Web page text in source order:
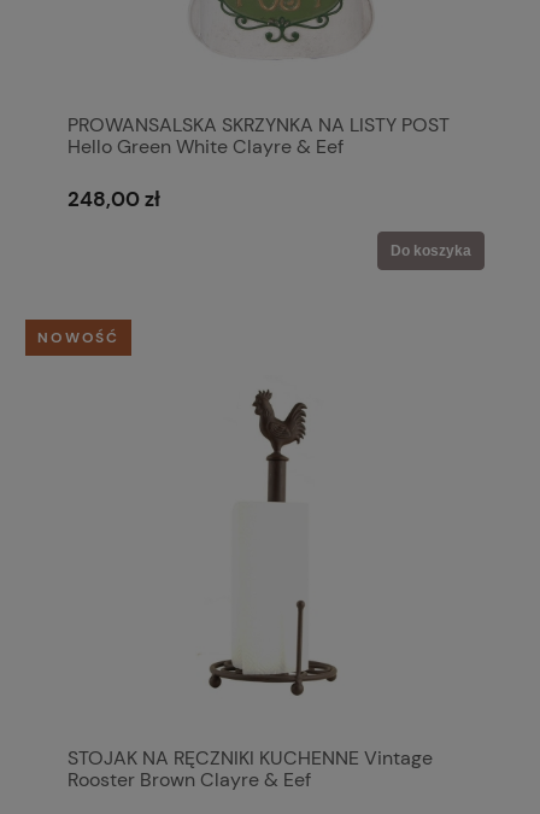
PROWANSALSKA SKRZYNKA NA LISTY POST
Hello Green White Clayre & Eef
248,00 zł
Do koszyka
STOJAK NA RĘCZNIKI KUCHENNE Vintage
Rooster Brown Clayre & Eef
NOWOŚĆ